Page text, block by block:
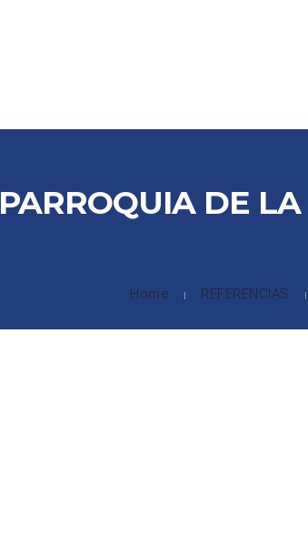
PARROQUIA DE
Home REFERENCIAS